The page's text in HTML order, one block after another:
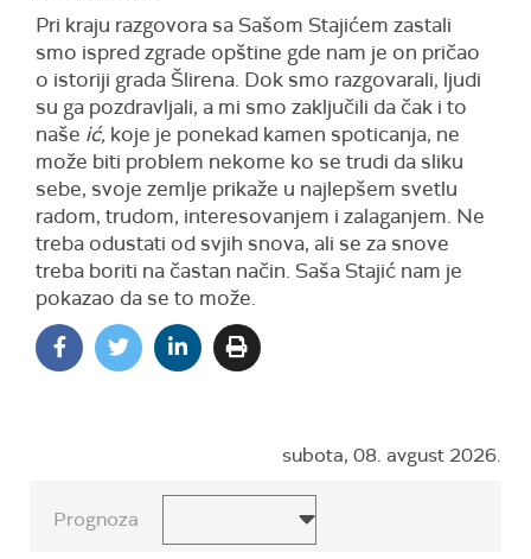
Pri kraju razgovora sa Sašom Stajićem zastali
smo ispred zgrade opštine gde nam je on pričao
o istoriji grada Šlirena. Dok smo razgovarali, ljudi
su ga pozdravljali, a mi smo zaključili da čak i to
naše ić, koje je ponekad kamen spoticanja, ne
može biti problem nekome ko se trudi da sliku
sebe, svoje zemlje prikaže u najlepšem svetlu
radom, trudom, interesovanjem i zalaganjem. Ne
treba odustati od svjih snova, ali se za snove
treba boriti na častan način. Saša Stajić nam je
pokazao da se to može.
subota, 08. avgust 2026.
Prognoza